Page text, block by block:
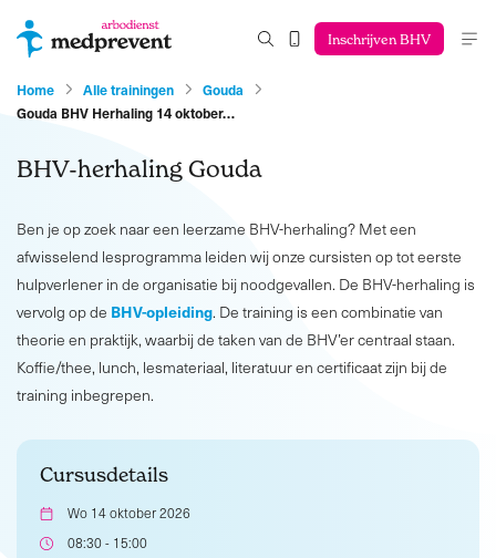
Inschrijven BHV
Home Alle trainingen
Gouda
Gouda BHV Herhaling 14 oktober…
BHV-herhaling Gouda
Ben je op zoek naar een leerzame BHV-herhaling? Met een
afwisselend lesprogramma leiden wij onze cursisten op tot eerste
hulpverlener in de organisatie bij noodgevallen. De BHV-herhaling is
vervolg op de BHV-opleiding. De training is een combinatie van
theorie en praktijk, waarbij de taken van de BHV’er centraal staan.
Koffie/thee, lunch, lesmateriaal, literatuur en certificaat zijn bij de
training inbegrepen.
Cursusdetails
Wo 14 oktober 2026
08:30 - 15:00